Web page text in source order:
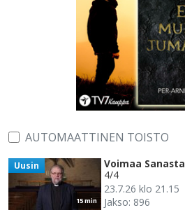
AUTOMAATTINEN TOISTO
15 min
Uusin Voimaa Sanasta
4/4
23.7.26 klo 21.15
Jakso: 896